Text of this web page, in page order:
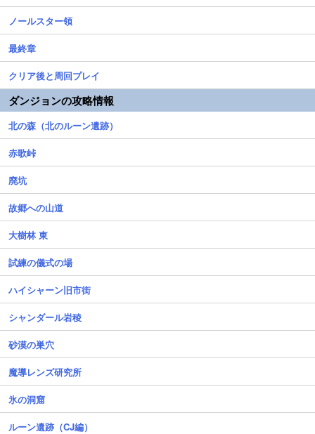
ノールスター領
最終章
クリア後と周回プレイ
ダンジョンの攻略情報
北の森（北のルーン遺跡）
赤歌峠
廃坑
故郷への山道
大樹林 東
試練の儀式の場
ハイシャーン旧市街
シャンダール岩稜
砂漠の巣穴
魔導レンズ研究所
氷の洞窟
ルーン遺跡（CJ編）